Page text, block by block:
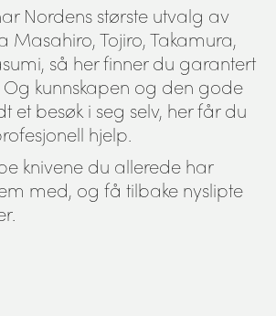
Nordens største utvalg av
Masahiro, Tojiro, Takamura,
så her finner du garantert
kunnskapen og den gode
et besøk i seg selv, her får du
hjelp.
knivene du allerede har
med, og få tilbake nyslipte